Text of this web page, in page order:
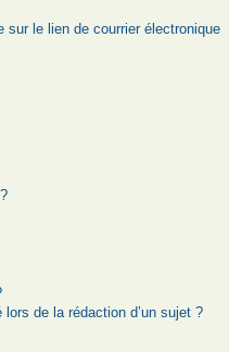
sur le lien de courrier électronique
de la rédaction d’un sujet ?